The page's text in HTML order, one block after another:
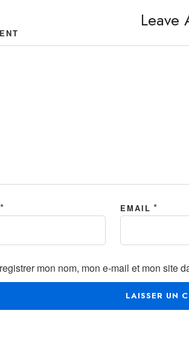
Leave
* EMAIL *
mon nom, mon e-mail et mon site